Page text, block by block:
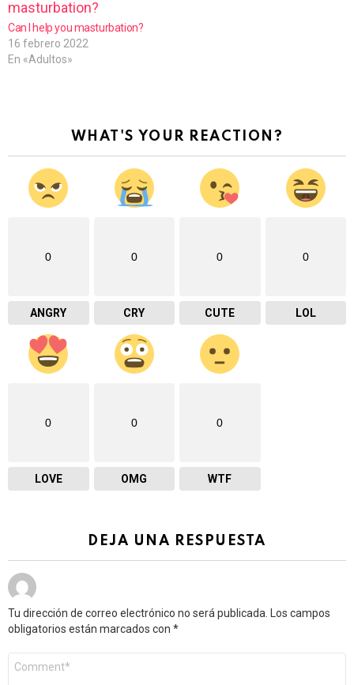
.
Can I help you masturbation?
16 febrero 2022
En «Adultos»
WHAT'S YOUR REACTION?
0
ANGRY
0
CRY
0
CUTE
0
LOL
0
LOVE
0
OMG
0
WTF
DEJA UNA RESPUESTA
Tu dirección de correo electrónico no será publicada. Los campos
obligatorios están marcados con *